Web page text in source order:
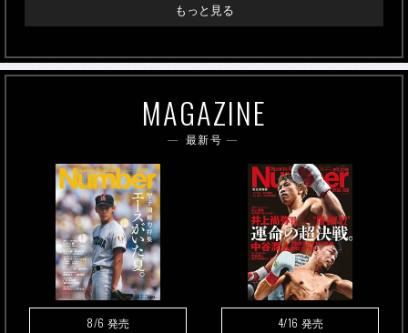
もっと見る
MAGAZINE
最新号
8/6 発売 4/16 発売